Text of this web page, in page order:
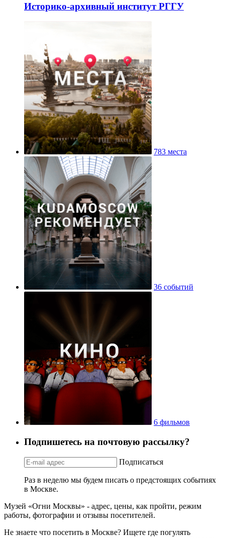
Историко-архивный институт РГГУ
783 места
36 событий
6 фильмов
Подпишетесь на почтовую рассылку?
Подписаться
Раз в неделю мы будем писать о предстоящих событиях
в Москве.
Музей «Огни Москвы» - адрес, цены, как пройти, режим
работы, фотографии и отзывы посетителей.
Не знаете что посетить в Москве? Ищете где погулять